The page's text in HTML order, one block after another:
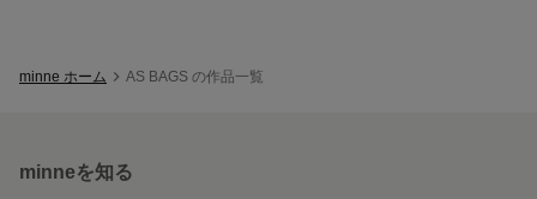
minne ホーム AS BAGS の作品一覧
minneを知る